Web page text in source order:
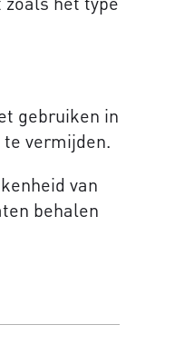
gebruiken in
vermijden.
van
behalen